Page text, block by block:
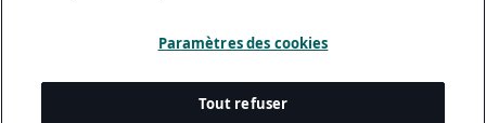
Paramètres des cookies
Tout refuser